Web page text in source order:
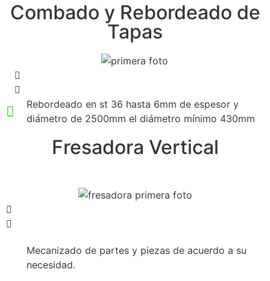
Combado y Rebordeado de
Tapas
Rebordeado en st 36 hasta 6mm de espesor y
diámetro de 2500mm el diámetro mínimo 430mm
Fresadora Vertical
Mecanizado de partes y piezas de acuerdo a su
necesidad.